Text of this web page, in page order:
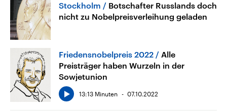
Stockholm
Botschafter Russlands doch
nicht zu Nobelpreisverleihung geladen
Friedensnobelpreis 2022
Alle
Preisträger haben Wurzeln in der
Sowjetunion
13:13 Minuten 07.10.2022